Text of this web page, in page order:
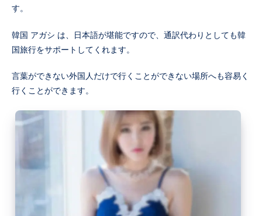
す。
韓国 アガシ は、日本語が堪能ですので、通訳代わりとしても韓
国旅行をサポートしてくれます。
言葉ができない外国人だけで行くことができない場所へも容易く
行くことができます。